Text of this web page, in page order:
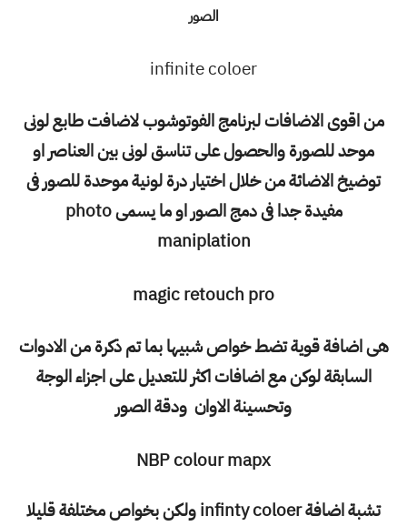
الصور
infinite coloer
من اقوى الاضافات لبرنامج الفوتوشوب لاضافت طابع لونى
موحد للصورة والحصول على تناسق لونى بين العناصر او
توضيخ الاضائة من خلال اختيار درة لونية موحدة للصور فى
مفيدة جدا فى دمج الصور او ما يسمى photo
maniplation
magic retouch pro
هى اضافة قوية تضط خواص شبيها بما تم ذكرة من الادوات
السابقة لوكن مع اضافات اكثر للتعديل على اجزاء الوجة
وتحسينة الاوان ودقة الصور
NBP colour mapx
تشبة اضافة infinty coloer ولكن بخواص مختلفة قليلا